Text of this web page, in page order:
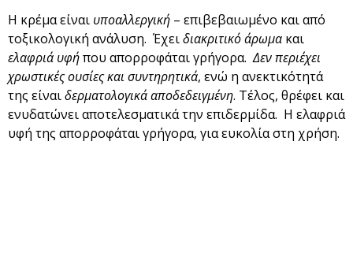
Η κρέμα είναι υποαλλεργική – επιβεβαιωμένο και από
τοξικολογική ανάλυση. Έχειδιακριτικό άρωμα και
ελαφριά υφήπου απορροφάται γρήγορα. Δεν περιέχει
χρωστικές ουσίες και συντηρητικά, ενώ η ανεκτικότητά
της είναιδερματολογικά αποδεδειγμένη. Τέλος, θρέφει και
ενυδατώνει αποτελεσματικά την επιδερμίδα. Η ελαφριά
υφή της απορροφάται γρήγορα, για ευκολία στη χρήση.